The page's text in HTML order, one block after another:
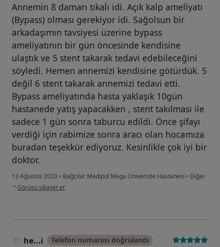
Annemin 8 damarı tıkalı idi. Açık kalp ameliyatı
(Bypass) olması gerekiyor idi. Sağolsun bir
arkadaşımın tavsiyesi üzerine bypass
ameliyatının bir gün öncesinde kendisine
ulaştık ve 5 stent takarak tedavi edebileceğini
söyledi. Hemen annemizi kendisine götürdük. 5
değil 6 stent takarak annemizi tedavi etti.
Bypass ameliyatında hasta yaklaşık 10gün
hastanede yatış yapacakken , stent takılması ile
sadece 1 gün sonra taburcu edildi. Önce şifayı
verdiği için rabimize sonra aracı olan hocamıza
buradan teşekkür ediyoruz. Kesinlikle çok iyi bir
doktor.
13 Ağustos 2020 • Bağcılar Medipol Mega Üniversite Hastanesi • Diğer
• kullanıcının görüşüne göre t.....
Görüşü şikayet et
he...i Telefon numarası doğrulandı